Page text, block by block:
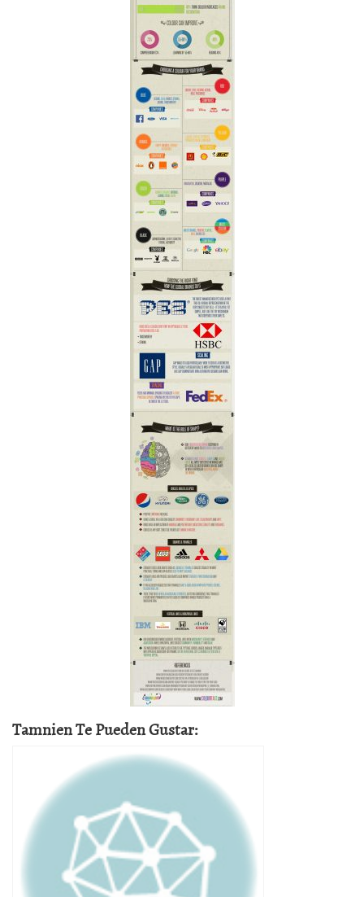
Tamnien Te Pueden Gustar: